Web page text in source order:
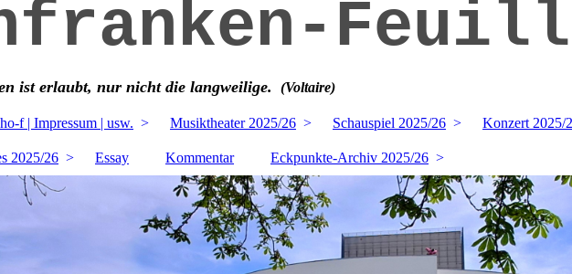
ist erlaubt, nur nicht die langweilige. (Voltaire)
f | Impressum | usw. Musiktheater 2025/26 Schauspiel 2025/26 Konzert 2025/
2025/26 Essay Kommentar Eckpunkte-Archiv 2025/26